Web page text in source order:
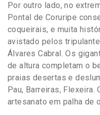
Por outro lado, no
Pontal de Coruripe
coqueirais, e muita
avistado pelos
Álvares Cabral. Os
de altura completam o
praias desertas e
Pau, Barreiras,
artesanato em palha de